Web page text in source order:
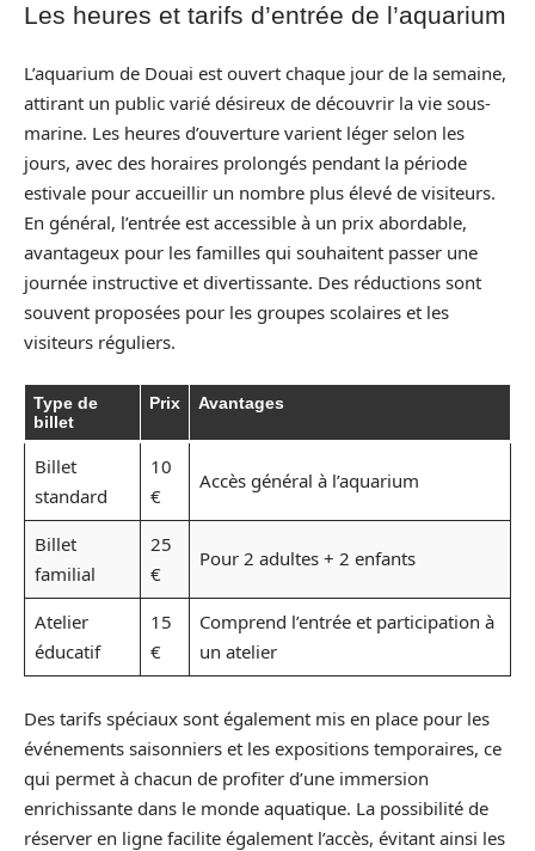
Les heures et tarifs d’entrée de l’aquarium
L’aquarium de Douai est ouvert chaque jour de la semaine,
attirant un public varié désireux de découvrir la vie sous-
marine. Les heures d’ouverture varient léger selon les
jours, avec des horaires prolongés pendant la période
estivale pour accueillir un nombre plus élevé de visiteurs.
En général, l’entrée est accessible à un prix abordable,
avantageux pour les familles qui souhaitent passer une
journée instructive et divertissante. Des réductions sont
souvent proposées pour les groupes scolaires et les
visiteurs réguliers.
Type de
billet
Prix Avantages
Billet
standard
10
€
Accès général à l’aquarium
Billet
familial
25
€
Pour 2 adultes + 2 enfants
Atelier
éducatif
15
€
Comprend l’entrée et participation à
un atelier
Des tarifs spéciaux sont également mis en place pour les
événements saisonniers et les expositions temporaires, ce
qui permet à chacun de profiter d’une immersion
enrichissante dans le monde aquatique. La possibilité de
réserver en ligne facilite également l’accès, évitant ainsi les